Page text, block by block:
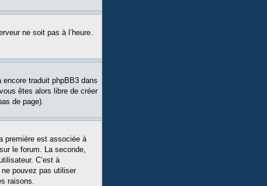
ne soit pas à l’heure.
encore traduit phpBB3 dans
êtes alors libre de créer
de page).
première est associée à
le forum. La seconde,
C’est à
pouvez pas utiliser
raisons.